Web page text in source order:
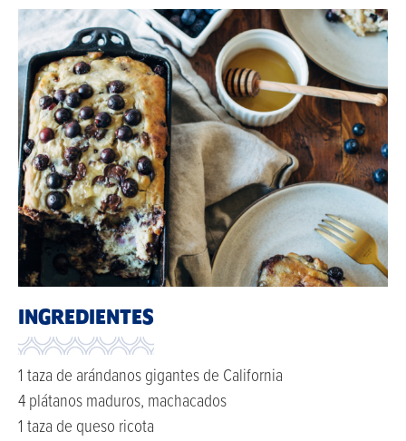
INGREDIENTES
1 taza de arándanos gigantes de California
4 plátanos maduros, machacados
1 taza de queso ricota